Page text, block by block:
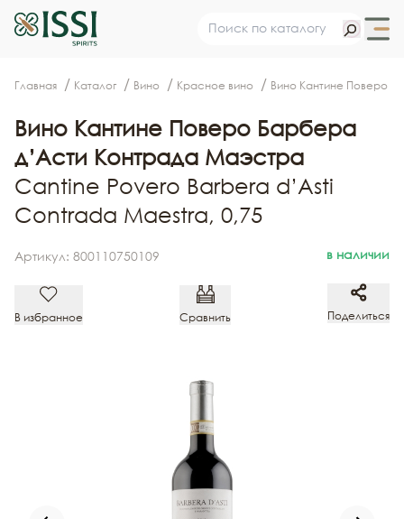
Главная Каталог Вино Красное вино Вино Кантине Поверо
Вино Кантине Поверо Барбера
д’Асти Контрада Маэстра
Cantine Povero Barbera d’Asti
Contrada Maestra, 0,75
Артикул: 800110750109 в наличии
В избранное Сравнить Поделиться